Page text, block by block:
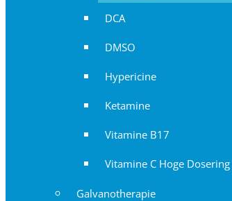
DCA
DMSO
Hypericine
Ketamine
Vitamine B17
Vitamine C Hoge Dosering
Galvanotherapie